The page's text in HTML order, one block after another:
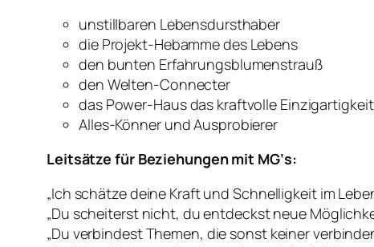
unstillbaren Lebensdursthaber
die Projekt-Hebamme des Lebens
den bunten Erfahrungsblumenstrauß
den Welten-Connecter
das Power-Haus das kraftvolle
Alles-Könner und Ausprobierer
Leitsätze für Beziehungen mit MG‘s:
„Ich schätze deine Kraft und Schnelligkeit im
„Du scheiterst nicht, du entdeckst neue
„Du verbindest Themen, die sonst keiner